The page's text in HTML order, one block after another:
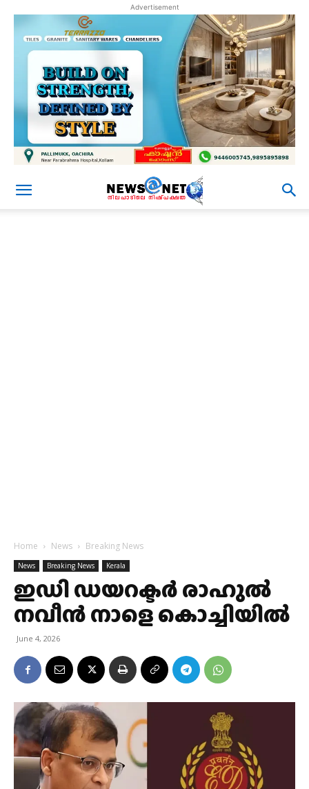
Advertisement
Home News Breaking News
News Breaking News Kerala
ഇഡി ഡയറക്ടർ രാഹുൽ
നവീൻ നാളെ കൊച്ചിയിൽ
June 4, 2026